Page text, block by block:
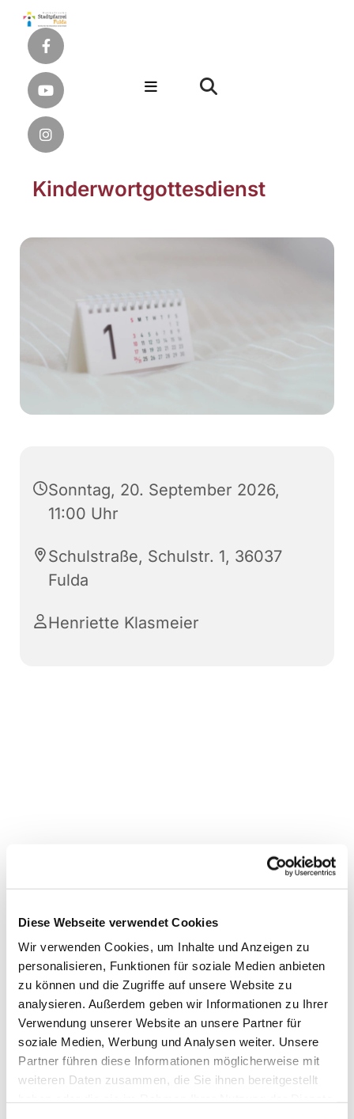
Diese Webseite verwendet Cookies
Wir verwenden Cookies, um Inhalte und Anzeigen zu
personalisieren, Funktionen für soziale Medien anbieten
zu können und die Zugriffe auf unsere Website zu
analysieren. Außerdem geben wir Informationen zu Ihrer
Verwendung unserer Website an unsere Partner für
soziale Medien, Werbung und Analysen weiter. Unsere
Partner führen diese Informationen möglicherweise mit
weiteren Daten zusammen, die Sie ihnen bereitgestellt
Kinderwortgottesdienst
Sonntag, 20. September 2026,
11:00 Uhr
Schulstraße, Schulstr. 1, 36037
Fulda
Henriette Klasmeier
Dies könnte Sie auch
interessieren